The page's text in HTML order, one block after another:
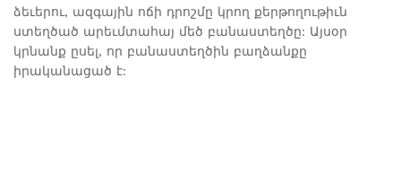
ձեւերու, ազգային ոճի դրոշմը կրող քերթողութիւն
ստեղծած արեւմտահայ մեծ բանաստեղծը: Այսօր
կրնանք ըսել, որ բանաստեղծին բաղձանքը
իրականացած է: